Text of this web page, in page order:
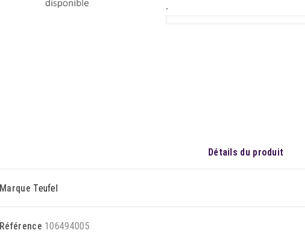
-
Détails du produit
Marque Teufel
Référence 106494005